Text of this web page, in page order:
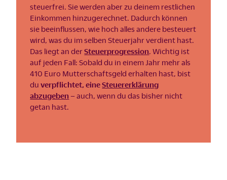
steuerfrei. Sie werden aber zu deinem restlichen
Einkommen hinzugerechnet. Dadurch können
sie beeinflussen, wie hoch alles andere besteuert
wird, was du im selben Steuerjahr verdient hast.
Das liegt an derSteuerprogression . Wichtig ist
auf jeden Fall: Sobald du in einem Jahr mehr als
410 Euro Mutterschaftsgeld erhalten hast, bist
duverpflichtet, eineSteuererklärung
abzugeben – auch, wenn du das bisher nicht
getan hast.